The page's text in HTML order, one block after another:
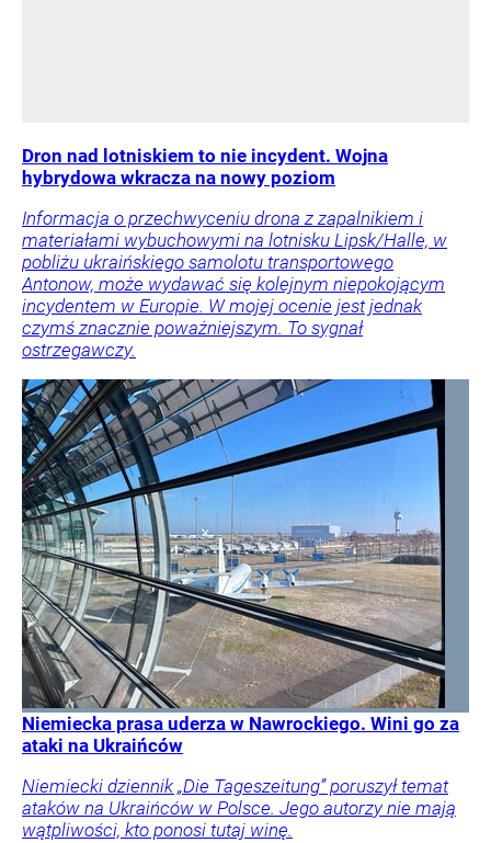
Dron nad lotniskiem to nie incydent. Wojna
hybrydowa wkracza na nowy poziom
Informacja o przechwyceniu drona z zapalnikiem i
materiałami wybuchowymi na lotnisku Lipsk/Halle, w
pobliżu ukraińskiego samolotu transportowego
Antonow, może wydawać się kolejnym niepokojącym
incydentem w Europie. W mojej ocenie jest jednak
czymś znacznie poważniejszym. To sygnał
ostrzegawczy.
Niemiecka prasa uderza w Nawrockiego. Wini go za
ataki na Ukraińców
Niemiecki dziennik „Die Tageszeitung” poruszył temat
ataków na Ukraińców w Polsce. Jego autorzy nie mają
wątpliwości, kto ponosi tutaj winę.